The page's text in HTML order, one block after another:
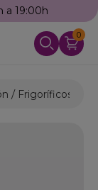
a 19:00h
0
Frigoríficos